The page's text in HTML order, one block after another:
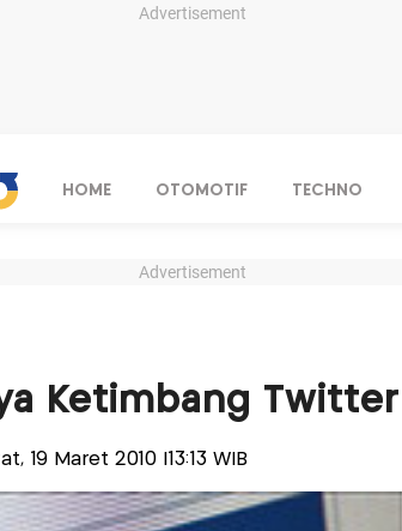
Advertisement
HOME OTOMOTIF TECHNO
Advertisement
Ketimbang Twitter
19 Maret 2010 |13:13 WIB